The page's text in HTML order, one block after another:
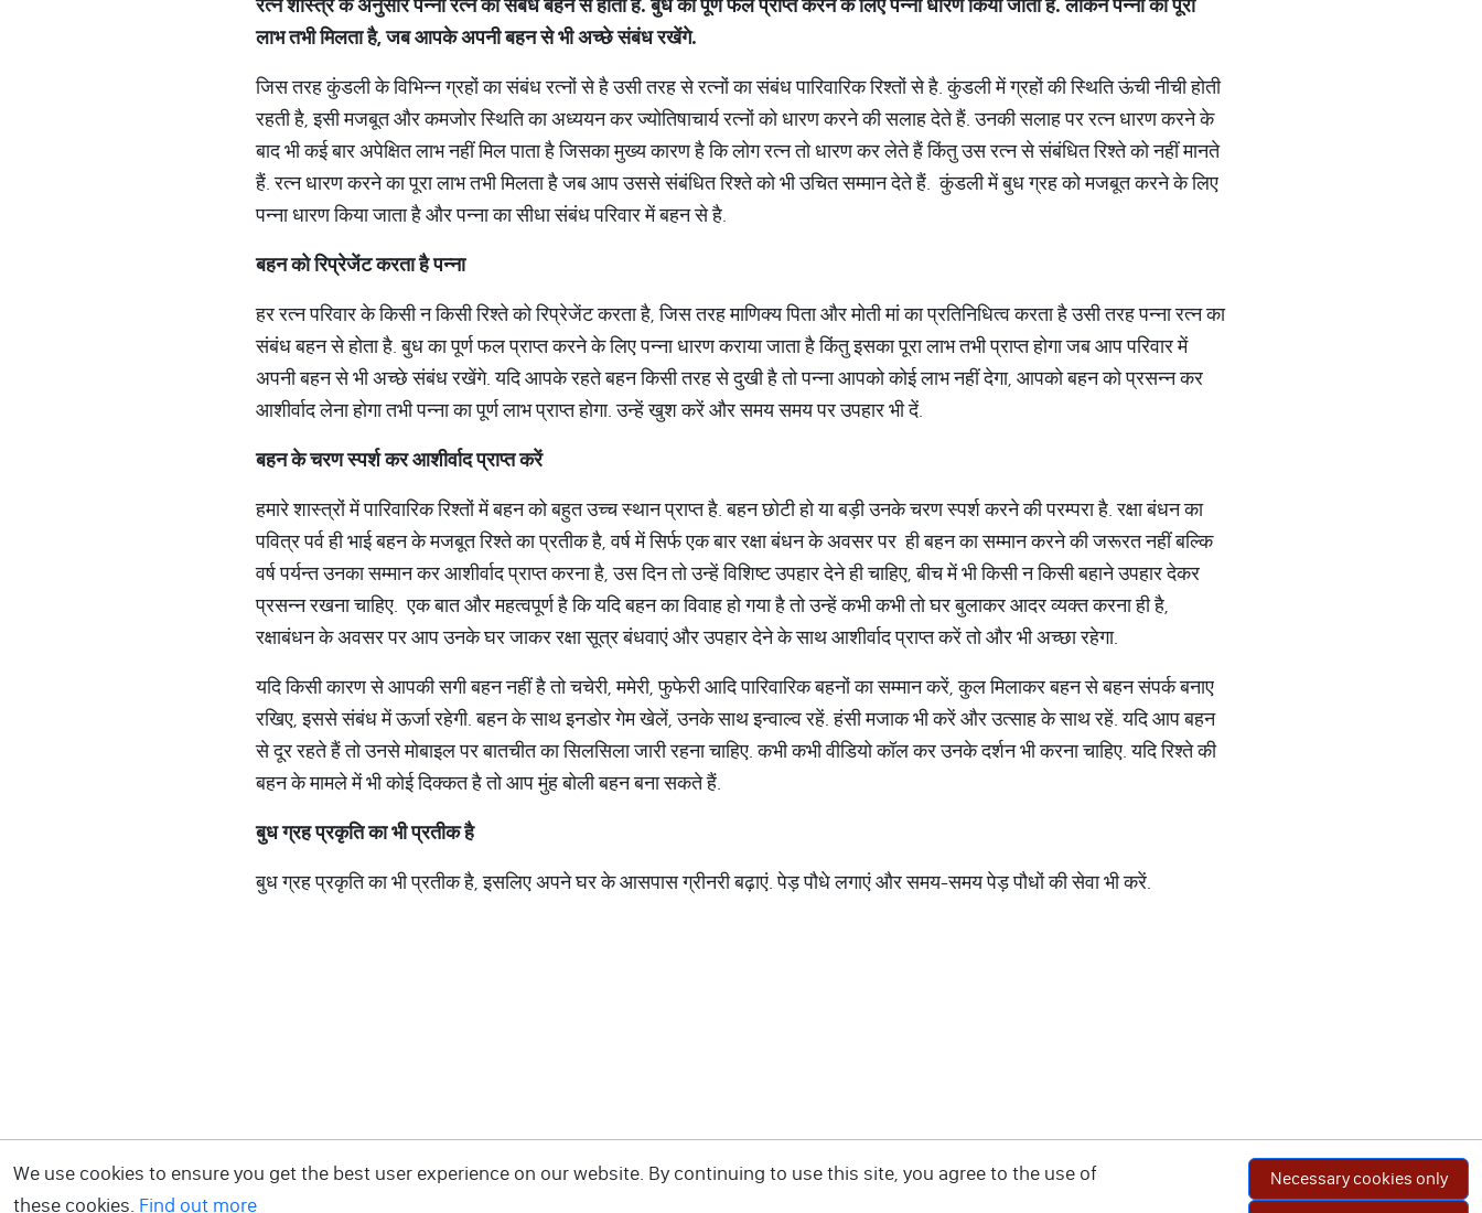
रत्नशास्त्रकेअनुसारपन्नारत्नकासंबंधबहनसेहोताहै.बुधकापूर्णफलप्राप्तकरनेकेलिएपन्नाधारणकियाजाताहै.लेकिनपन्नाकापूरा
लाभतभीमिलताहै,जबआपकेअपनीबहनसेभीअच्छेसंबंधरखेंगे.
जिस तरह कुंडली के विभिन्न ग्रहों का संबंध रत्नों से है उसी तरह से रत्नों का संबंध पारिवारिक रिश्तों से है. कुंडली में ग्रहों की स्थिति ऊंची नीची होती
रहती है, इसी मजबूत और कमजोर स्थिति का अध्ययन कर ज्योतिषाचार्य रत्नों को धारण करने की सलाह देते हैं. उनकी सलाह पर रत्न धारण करने के
बाद भी कई बार अपेक्षित लाभ नहीं मिल पाता है जिसका मुख्य कारण है कि लोग रत्न तो धारण कर लेते हैं किंतु उस रत्न से संबंधित रिश्ते को नहीं मानते
हैं. रत्न धारण करने का पूरा लाभ तभी मिलता है जब आप उससे संबंधित रिश्ते को भी उचित सम्मान देते हैं. कुंडली में बुध ग्रह को मजबूत करने के लिए
पन्ना धारण किया जाता है और पन्ना का सीधा संबंध परिवार में बहन से है.
बहनकोरिप्रेजेंटकरताहैपन्ना
हर रत्न परिवार के किसी न किसी रिश्ते को रिप्रेजेंट करता है, जिस तरह माणिक्य पिता और मोती मां का प्रतिनिधित्व करता है उसी तरह पन्ना रत्न का
संबंध बहन से होता है. बुध का पूर्ण फल प्राप्त करने के लिए पन्ना धारण कराया जाता है किंतु इसका पूरा लाभ तभी प्राप्त होगा जब आप परिवार में
अपनी बहन से भी अच्छे संबंध रखेंगे. यदि आपके रहते बहन किसी तरह से दुखी है तो पन्ना आपको कोई लाभ नहीं देगा, आपको बहन को प्रसन्न कर
आशीर्वाद लेना होगा तभी पन्ना का पूर्ण लाभ प्राप्त होगा. उन्हें खुश करें और समय समय पर उपहार भी दें.
बहनकेचरणस्पर्शकरआशीर्वादप्राप्तकरें
हमारे शास्त्रों में पारिवारिक रिश्तों में बहन को बहुत उच्च स्थान प्राप्त है. बहन छोटी हो या बड़ी उनके चरण स्पर्श करने की परम्परा है. रक्षा बंधन का
पवित्र पर्व ही भाई बहन के मजबूत रिश्ते का प्रतीक है, वर्ष में सिर्फ एक बार रक्षा बंधन के अवसर पर ही बहन का सम्मान करने की जरूरत नहीं बल्कि
वर्ष पर्यन्त उनका सम्मान कर आशीर्वाद प्राप्त करना है, उस दिन तो उन्हें विशिष्ट उपहार देने ही चाहिए, बीच में भी किसी न किसी बहाने उपहार देकर
प्रसन्न रखना चाहिए. एक बात और महत्वपूर्ण है कि यदि बहन का विवाह हो गया है तो उन्हें कभी कभी तो घर बुलाकर आदर व्यक्त करना ही है,
रक्षाबंधन के अवसर पर आप उनके घर जाकर रक्षा सूत्र बंधवाएं और उपहार देने के साथ आशीर्वाद प्राप्त करें तो और भी अच्छा रहेगा.
यदि किसी कारण से आपकी सगी बहन नहीं है तो चचेरी, ममेरी, फुफेरी आदि पारिवारिक बहनों का सम्मान करें, कुल मिलाकर बहन से बहन संपर्क बनाए
रखिए, इससे संबंध में ऊर्जा रहेगी. बहन के साथ इनडोर गेम खेलें, उनके साथ इन्वाल्व रहें. हंसी मजाक भी करें और उत्साह के साथ रहें. यदि आप बहन
से दूर रहते हैं तो उनसे मोबाइल पर बातचीत का सिलसिला जारी रहना चाहिए. कभी कभी वीडियो कॉल कर उनके दर्शन भी करना चाहिए. यदि रिश्ते की
बहन के मामले में भी कोई दिक्कत है तो आप मुंह बोली बहन बना सकते हैं.
बुधग्रहप्रकृतिकाभीप्रतीकहै
बुध ग्रह प्रकृति का भी प्रतीक है, इसलिए अपने घर के आसपास ग्रीनरी बढ़ाएं. पेड़ पौधे लगाएं और समय-समय पेड़ पौधों की सेवा भी करें.
We use cookies to ensure you get the best user experience on our website. By continuing to use this site, you agree to the use of
these cookies. Find out more
Necessary cookies only